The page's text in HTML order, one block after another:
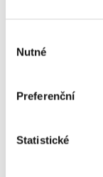
souhlasu
Nutné
Preferenční
Statistické
Travel Club
Tottenham
Sunderland